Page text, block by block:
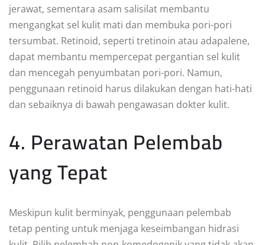
jerawat, sementara asam salisilat membantu
mengangkat sel kulit mati dan membuka pori-pori
tersumbat. Retinoid, seperti tretinoin atau adapalene,
dapat membantu mempercepat pergantian sel kulit
dan mencegah penyumbatan pori-pori. Namun,
penggunaan retinoid harus dilakukan dengan hati-hati
dan sebaiknya di bawah pengawasan dokter kulit.
4. Perawatan Pelembab
yang Tepat
Meskipun kulit berminyak, penggunaan pelembab
tetap penting untuk menjaga keseimbangan hidrasi